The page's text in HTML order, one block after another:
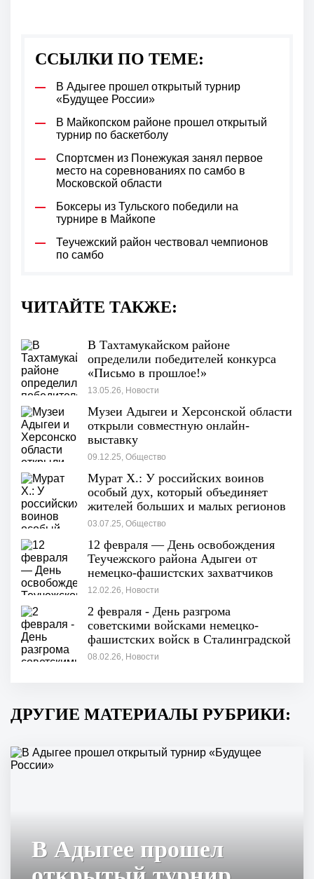
ССЫЛКИ ПО ТЕМЕ:
В Адыгее прошел открытый турнир
«Будущее России»
В Майкопском районе прошел открытый
турнир по баскетболу
Спортсмен из Понежукая занял первое
место на соревнованиях по самбо в
Московской области
Боксеры из Тульского победили на
турнире в Майкопе
Теучежский район чествовал чемпионов
по самбо
ЧИТАЙТЕ ТАКЖЕ:
В Тахтамукайском районе
определили победителей конкурса
«Письмо в прошлое!»
13.05.26, Новости
Музеи Адыгеи и Херсонской области
открыли совместную онлайн-
выставку
09.12.25, Общество
Мурат Х.: У российских воинов
особый дух, который объединяет
жителей больших и малых регионов
нашей страны
03.07.25, Общество
12 февраля — День освобождения
Теучежского района Адыгеи от
немецко-фашистских захватчиков
12.02.26, Новости
2 февраля - День разгрома
советскими войсками немецко-
фашистских войск в Сталинградской
битве
08.02.26, Новости
ДРУГИЕ МАТЕРИАЛЫ РУБРИКИ:
В Адыгее прошел